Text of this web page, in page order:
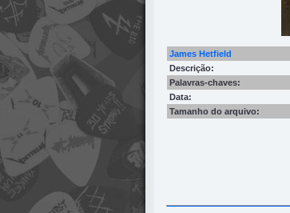
James Hetfield
Descrição:
Palavras-chaves:
Data:
Tamanho do arquivo: